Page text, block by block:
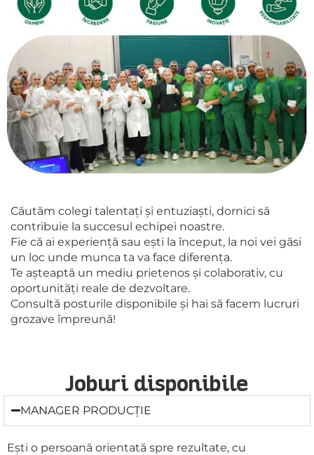
Căutăm colegi talentați și entuziaști, dornici să
contribuie la succesul echipei noastre.
Fie că ai experiență sau ești la început, la noi vei găsi
un loc unde munca ta va face diferența.
Te așteaptă un mediu prietenos și colaborativ, cu
oportunități reale de dezvoltare.
Consultă posturile disponibile și hai să facem lucruri
grozave împreună!
Joburi disponibile
MANAGER PRODUCȚIE
Ești o persoană orientată spre rezultate, cu